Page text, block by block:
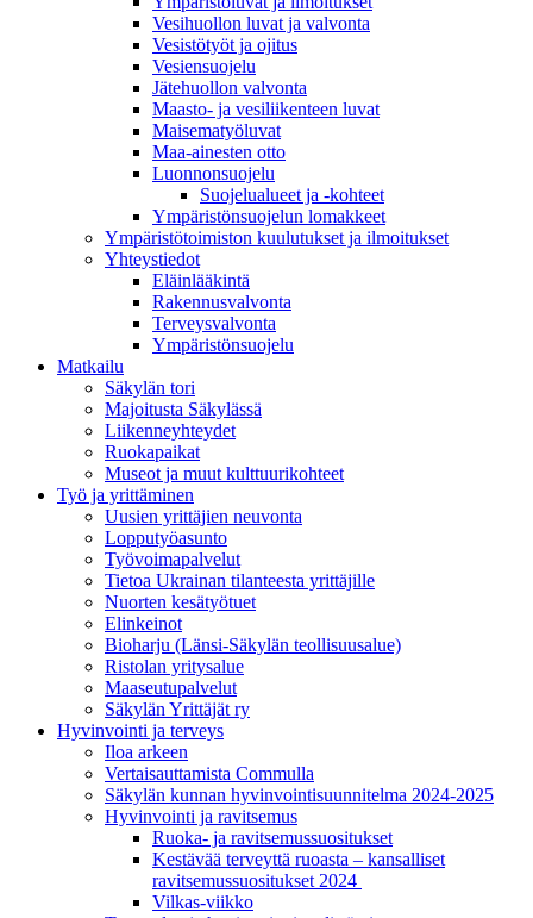
Vesihuollon luvat ja valvonta
Vesistötyöt ja ojitus
Vesiensuojelu
Jätehuollon valvonta
Maasto- ja vesiliikenteen luvat
Maisematyöluvat
Maa-ainesten otto
Luonnonsuojelu
Suojelualueet ja -kohteet
Ympäristönsuojelun lomakkeet
Ympäristötoimiston kuulutukset ja ilmoitukset
Yhteystiedot
Eläinlääkintä
Rakennusvalvonta
Terveysvalvonta
Ympäristönsuojelu
Mat­kailu
Säkylän tori
Majoitusta Säkylässä
Liikenneyhteydet
Ruokapaikat
Museot ja muut kulttuurikohteet
Työ ja yrittä­minen
Uusien yrittäjien neuvonta
Lopputyöasunto
Työvoimapalvelut
Tietoa Ukrainan tilanteesta yrittäjille
Nuorten kesätyötuet
Elinkeinot
Bioharju (Länsi-Säkylän teollisuusalue)
Ristolan yritysalue
Maaseutupalvelut
Säkylän Yrittäjät ry
Hyvinvointi ja terveys
Iloa arkeen
Vertaisauttamista Commulla
Säkylän kunnan hyvinvointisuunnitelma 2024-2025
Hyvinvointi ja ravitsemus
Ruoka- ja ravitsemussuositukset
Kestävää terveyttä ruoasta – kansalliset
ravitsemussuositukset 2024
Vilkas-viikko